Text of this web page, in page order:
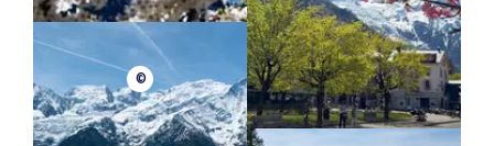
©